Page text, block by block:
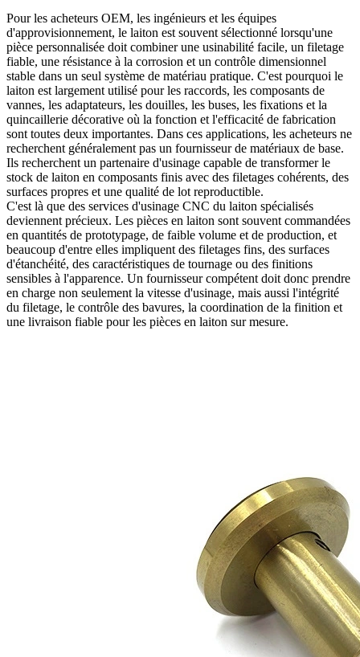
Pour les acheteurs OEM, les ingénieurs et les équipes
d'approvisionnement, le laiton est souvent sélectionné lorsqu'une
pièce personnalisée doit combiner une usinabilité facile, un filetage
fiable, une résistance à la corrosion et un contrôle dimensionnel
stable dans un seul système de matériau pratique. C'est pourquoi le
laiton est largement utilisé pour les raccords, les composants de
vannes, les adaptateurs, les douilles, les buses, les fixations et la
quincaillerie décorative où la fonction et l'efficacité de fabrication
sont toutes deux importantes. Dans ces applications, les acheteurs ne
recherchent généralement pas un fournisseur de matériaux de base.
Ils recherchent un partenaire d'usinage capable de transformer le
stock de laiton en composants finis avec des filetages cohérents, des
surfaces propres et une qualité de lot reproductible.
C'est là que des services d'usinage CNC du laiton spécialisés
deviennent précieux. Les pièces en laiton sont souvent commandées
en quantités de prototypage, de faible volume et de production, et
beaucoup d'entre elles impliquent des filetages fins, des surfaces
d'étanchéité, des caractéristiques de tournage ou des finitions
sensibles à l'apparence. Un fournisseur compétent doit donc prendre
en charge non seulement la vitesse d'usinage, mais aussi l'intégrité
du filetage, le contrôle des bavures, la coordination de la finition et
une livraison fiable pour les pièces en laiton sur mesure.